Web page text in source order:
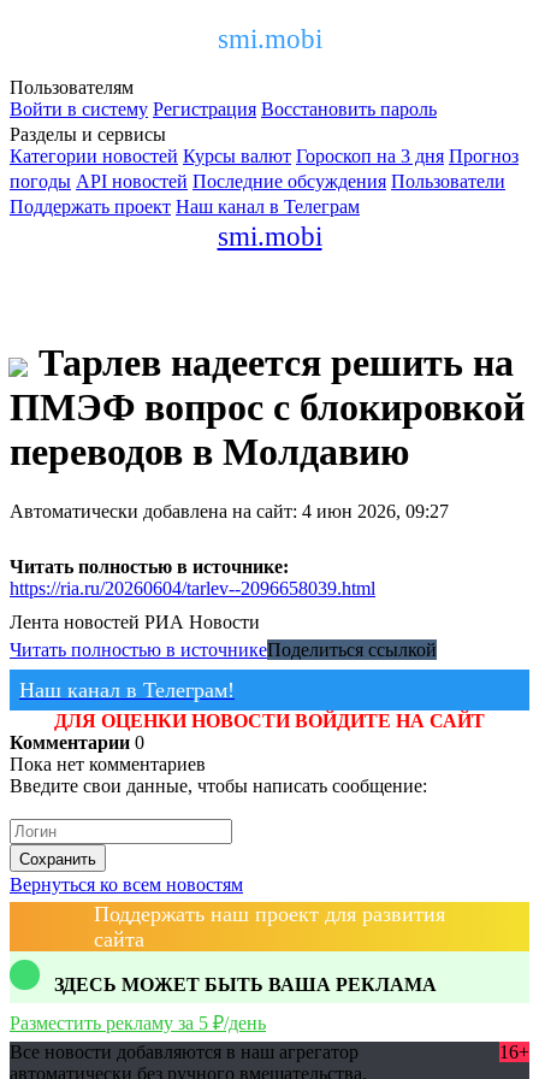
smi.mobi
Пользователям
Войти в систему Регистрация Восстановить пароль
Разделы и сервисы
Категории новостей Курсы валют Гороскоп на 3 дня Прогноз
погоды API новостей Последние обсуждения Пользователи
Поддержать проект Наш канал в Телеграм
smi.mobi
Тарлев надеется решить на
ПМЭФ вопрос с блокировкой
переводов в Молдавию
Автоматически добавлена на сайт: 4 июн 2026, 09:27
Читать полностью в источнике:
https://ria.ru/20260604/tarlev--2096658039.html
Лента новостей РИА Новости
Читать полностью в источникеПоделиться ссылкой
Наш канал в Телеграм!
ДЛЯ ОЦЕНКИ НОВОСТИ ВОЙДИТЕ НА САЙТ
Комментарии 0
Пока нет комментариев
Введите свои данные, чтобы написать сообщение:
Сохранить
Вернуться ко всем новостям
Поддержать наш проект для развития
сайта
ЗДЕСЬ МОЖЕТ БЫТЬ ВАША РЕКЛАМА
Разместить рекламу за 5 ₽/день
Все новости добавляются в наш агрегатор
автоматически без ручного вмешательства.
16+